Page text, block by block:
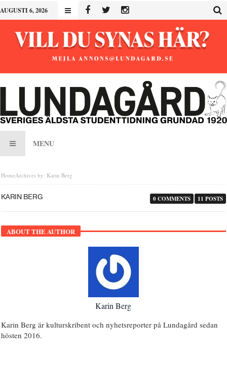
AUGUSTI 6, 2026
MENU
HomeArchives by: Karin Berg
KARIN BERG 11 POSTS
0 COMMENTS
ABOUT THE AUTHOR
Karin Berg
Karin Berg är kulturskribent och nyhetsreporter på Lundagård sedan
hösten 2016.